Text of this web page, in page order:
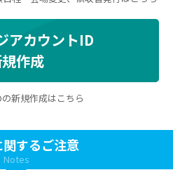
アカウントID
作成
新規作成はこちら
するご注意
Notes